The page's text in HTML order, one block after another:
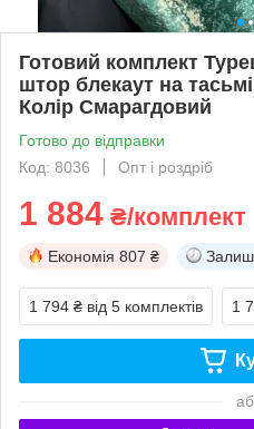
Готовий комплект
штор блекаут на
Колір Смарагдовий
Готово до відправки
Код: 8036
Опт і роздріб
1 884 ₴/комплект
Економія 807 ₴
1 794 ₴ від 5 комплектів 1